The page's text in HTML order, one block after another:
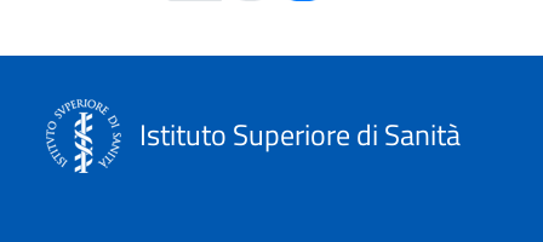
Istituto Superiore di Sanità